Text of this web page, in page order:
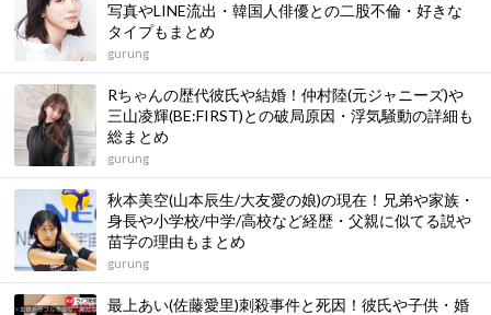
写真やLINE流出・韓国人俳優との二股不倫・好きな
タイプもまとめ
gurung
Rちゃんの歴代彼氏や結婚！仲村陸(元ジャニーズ)や
三山凌輝(BE:FIRST)との破局原因・浮気騒動の詳細も
総まとめ
gurung
秋本美空(山本辰生/大友愛の娘)の現在！兄弟や家族・
身長や小学校/中学/高校など経歴・父親に似てる説や
苗字の理由もまとめ
gurung
最上あい(佐藤愛里)刺殺事件と死因！彼氏や子供・婚